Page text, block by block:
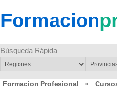
Formacion
Búsqueda Rápida:
Formacion Profesional »